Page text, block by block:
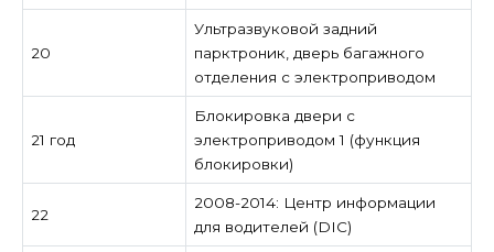
20
Ультразвуковой задний
парктроник, дверь багажного
отделения с электроприводом
21 год
Блокировка двери с
электроприводом 1 (функция
блокировки)
22
2008-2014: Центр информации
для водителей (DIC)